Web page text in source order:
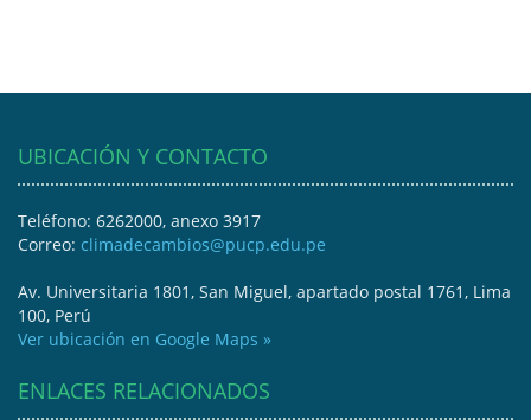
UBICACIÓN Y CONTACTO
Teléfono: 6262000, anexo 3917
Correo: climadecambios@pucp.edu.pe
Av. Universitaria 1801, San Miguel, apartado postal 1761, Lima
100, Perú
Ver ubicación en Google Maps »
ENLACES RELACIONADOS